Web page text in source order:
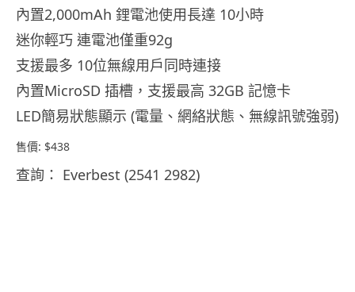
內置2,000mAh 鋰電池使用長達 10小時
迷你輕巧 連電池僅重92g
支援最多 10位無線用戶同時連接
內置MicroSD 插槽，支援最高 32GB 記憶卡
LED簡易狀態顯示 (電量、網絡狀態、無線訊號強弱)
售價: $438
查詢： Everbest (2541 2982)